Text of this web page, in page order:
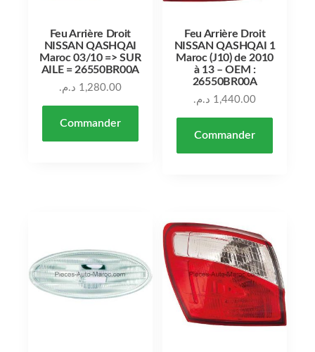
Feu Arrière Droit
NISSAN QASHQAI
Maroc 03/10 => SUR
AILE = 26550BR00A
1,280.00 د.م.
Commander
Feu Arrière Droit
NISSAN QASHQAI 1
Maroc (J10) de 2010
à 13 – OEM :
26550BR00A
1,440.00 د.م.
Commander